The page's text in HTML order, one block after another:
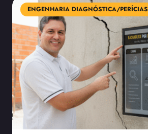
ENGENHARIA DIAGNÓSTICA/PERÍCIAS